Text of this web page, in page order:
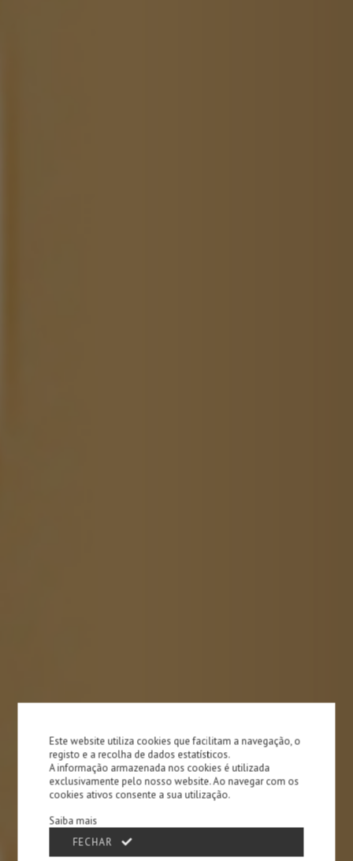
Este website utiliza cookies que facilitam a navegação, o
registo e a recolha de dados estatísticos.
A informação armazenada nos cookies é utilizada
exclusivamente pelo nosso website. Ao navegar com os
cookies ativos consente a sua utilização.
Saiba mais
FECHAR